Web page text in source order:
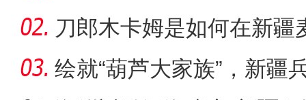
例”奖？
刀郎木卡姆是如何在新疆
的？
绘就“葫芦大家族”，新疆